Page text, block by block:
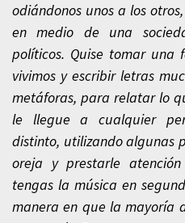
odiándonos unos a los
en medio de una
políticos. Quise tomar una
vivimos y escribir letras
metáforas, para relatar lo
le llegue a cualquier
distinto, utilizando algunas
oreja y prestarle
tengas la música en
manera en que la mayoría